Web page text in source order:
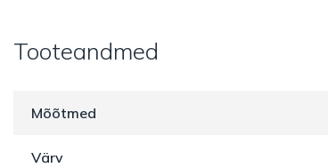
Tooteandmed
Mõõtmed
Värv